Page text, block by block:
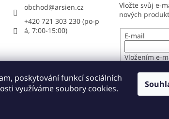
poskytování funkcí sociálních
využíváme soubory cookies.
obchod@arsien.cz
+420 721 303 230 (po-p
á, 7:00-15:00)
Vložte svůj e-
nových
E-mail
Vložením e-
PŘIHLÁSIT